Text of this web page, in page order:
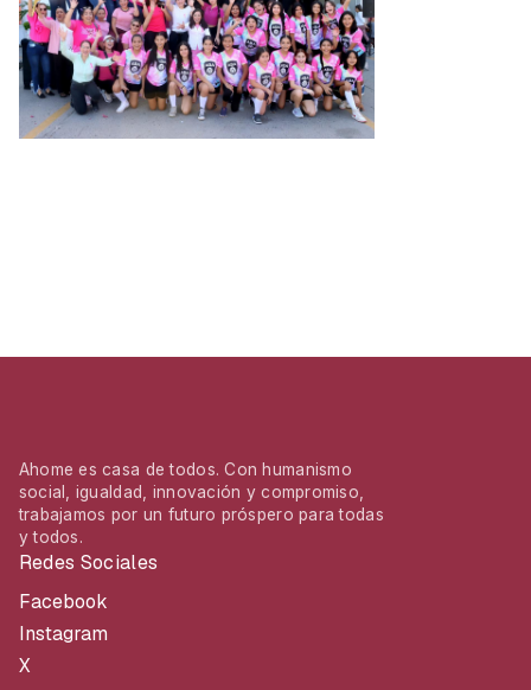
Ahome es casa de todos. Con humanismo
social, igualdad, innovación y compromiso,
trabajamos por un futuro próspero para todas
y todos.
Redes Sociales
Facebook
Instagram
X